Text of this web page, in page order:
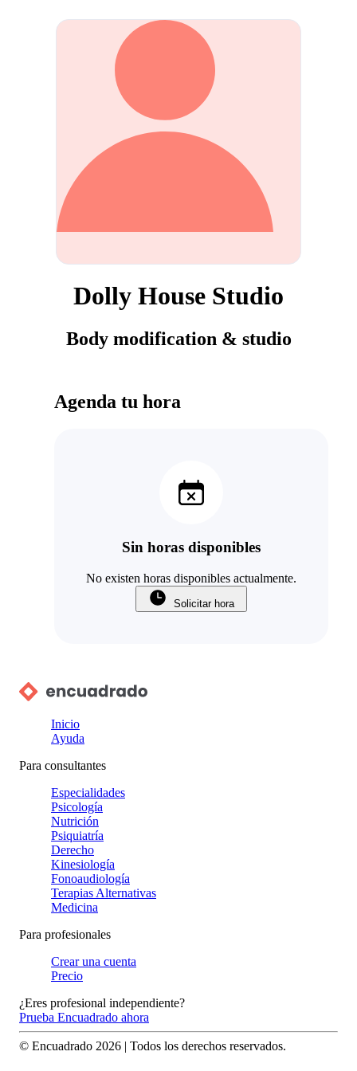
Dolly House Studio
Body modification & studio
Agenda tu hora
Sin horas disponibles
No existen horas disponibles actualmente.
Solicitar hora
Inicio
Ayuda
Para consultantes
Especialidades
Psicología
Nutrición
Psiquiatría
Derecho
Kinesiología
Fonoaudiología
Terapias Alternativas
Medicina
Para profesionales
Crear una cuenta
Precio
¿Eres profesional independiente?
Prueba Encuadrado ahora
© Encuadrado 2026 | Todos los derechos reservados.